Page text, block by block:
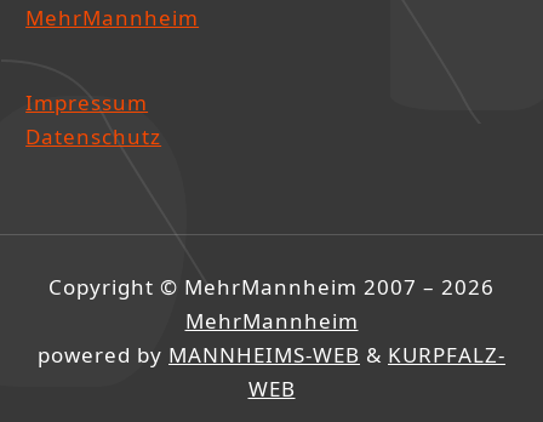
MehrMannheim
Impressum
Datenschutz
Copyright © MehrMannheim 2007 – 2026
MehrMannheim
powered by MANNHEIMS-WEB & KURPFALZ-
WEB